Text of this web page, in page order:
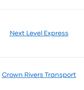
Next Level Express
Crown Rivers Transport